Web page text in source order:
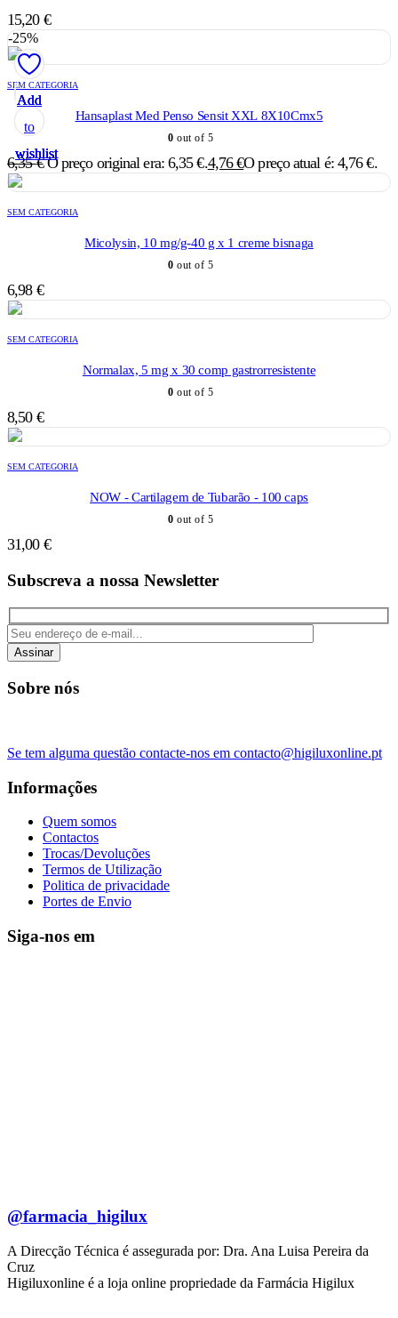
Add
to
wishlist
15,20 €
-25%
Add
to
wishlist
SEM CATEGORIA
Hansaplast Med Penso Sensit XXL 8X10Cmx5
0 out of 5
6,35€ O preço original era: 6,35 €.4,76€O preço atual é: 4,76 €.
Add
to
wishlist
SEM CATEGORIA
Micolysin, 10 mg/g-40 g x 1 creme bisnaga
0 out of 5
6,98 €
Add
to
wishlist
SEM CATEGORIA
Normalax, 5 mg x 30 comp gastrorresistente
0 out of 5
8,50 €
Add
to
wishlist
SEM CATEGORIA
NOW - Cartilagem de Tubarão - 100 caps
0 out of 5
31,00 €
Subscreva a nossa Newsletter
Assinar
Sobre nós
Se tem alguma questão contacte-nos em contacto@higiluxonline.pt
Informações
Quem somos
Contactos
Trocas/Devoluções
Termos de Utilização
Politica de privacidade
Portes de Envio
Siga-nos em
@farmacia_higilux
A Direcção Técnica é assegurada por: Dra. Ana Luisa Pereira da
Cruz
Higiluxonline é a loja online propriedade da Farmácia Higilux